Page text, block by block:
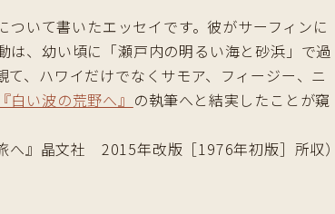
いて書いたエッセイです。彼がサーフィンに
、幼い頃に「瀬戸内の明るい海と砂浜」で過
、ハワイだけでなくサモア、フィージー、ニ
『白い波の荒野へ』 の執筆へと結実したことが窺
へ』晶文社 2015年改版［1976年初版］所収）